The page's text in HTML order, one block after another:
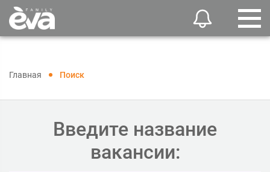
Главная Поиск
Введите название
вакансии: